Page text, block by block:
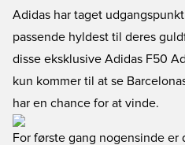
Adidas har taget
passende hyldest til deres
disse eksklusive Adidas F50
kun kommer til at se
har en chance for at vinde.
For første gang nogensinde